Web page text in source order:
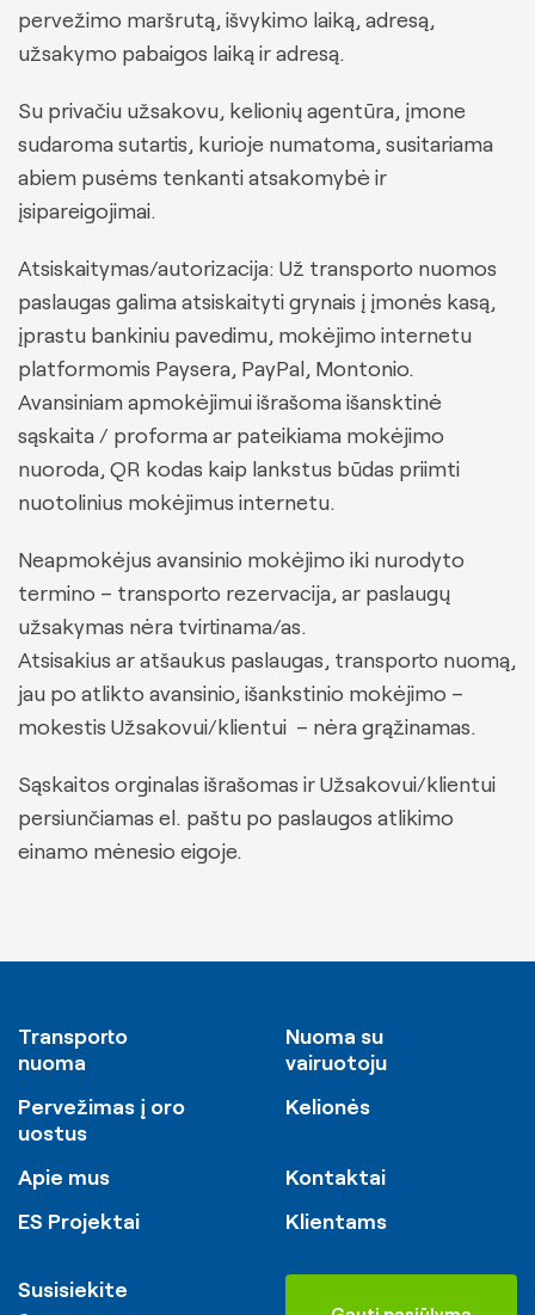
pervežimo maršrutą, išvykimo laiką, adresą,
užsakymo pabaigos laiką ir adresą.
Su privačiu užsakovu, kelionių agentūra, įmone
sudaroma sutartis, kurioje numatoma, susitariama
abiem pusėms tenkanti atsakomybė ir
įsipareigojimai.
Atsiskaitymas/autorizacija: Už transporto nuomos
paslaugas galima atsiskaityti grynais į įmonės kasą,
įprastu bankiniu pavedimu, mokėjimo internetu
platformomis Paysera, PayPal, Montonio.
Avansiniam apmokėjimui išrašoma išansktinė
sąskaita / proforma ar pateikiama mokėjimo
nuoroda, QR kodas kaip lankstus būdas priimti
nuotolinius mokėjimus internetu.
Neapmokėjus avansinio mokėjimo iki nurodyto
termino – transporto rezervacija, ar paslaugų
užsakymas nėra tvirtinama/as.
Atsisakius ar atšaukus paslaugas, transporto nuomą,
jau po atlikto avansinio, išankstinio mokėjimo –
mokestis Užsakovui/klientui – nėra grąžinamas.
Sąskaitos orginalas išrašomas ir Užsakovui/klientui
persiunčiamas el. paštu po paslaugos atlikimo
einamo mėnesio eigoje.
Transporto
nuoma
Nuoma su
vairuotoju
Pervežimas į oro
uostus
Kelionės
Apie mus
Kontaktai
ES Projektai
Klientams
Susisiekite